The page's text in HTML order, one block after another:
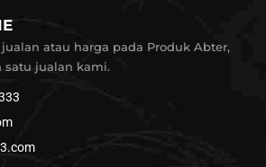
atau harga pada Produk Abter,
satu jualan kami.